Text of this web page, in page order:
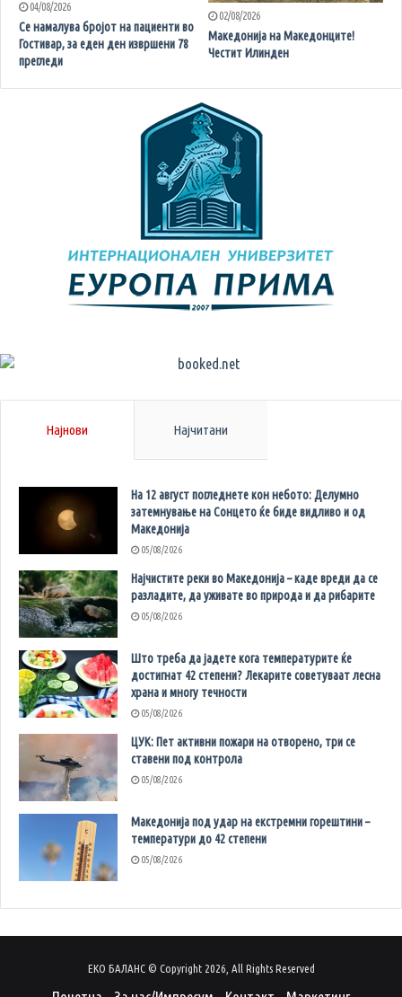
04/08/2026
Се намалува бројот на пациенти во
Гостивар, за еден ден извршени 78
прегледи
02/08/2026
Македонија на Македонците!
Честит Илинден
Најнови Најчитани
На 12 август погледнете кон небото: Делумно
затемнување на Сонцето ќе биде видливо и од
Македонија
05/08/2026
Најчистите реки во Македонија – каде вреди да се
разладите, да уживате во природа и да рибарите
05/08/2026
Што треба да јадете кога температурите ќе
достигнат 42 степени? Лекарите советуваат лесна
храна и многу течности
05/08/2026
ЦУК: Пет активни пожари на отворено, три се
ставени под контрола
05/08/2026
Македонија под удар на екстремни горештини –
температури до 42 степени
05/08/2026
ЕКО БАЛАНС © Copyright 2026, All Rights Reserved